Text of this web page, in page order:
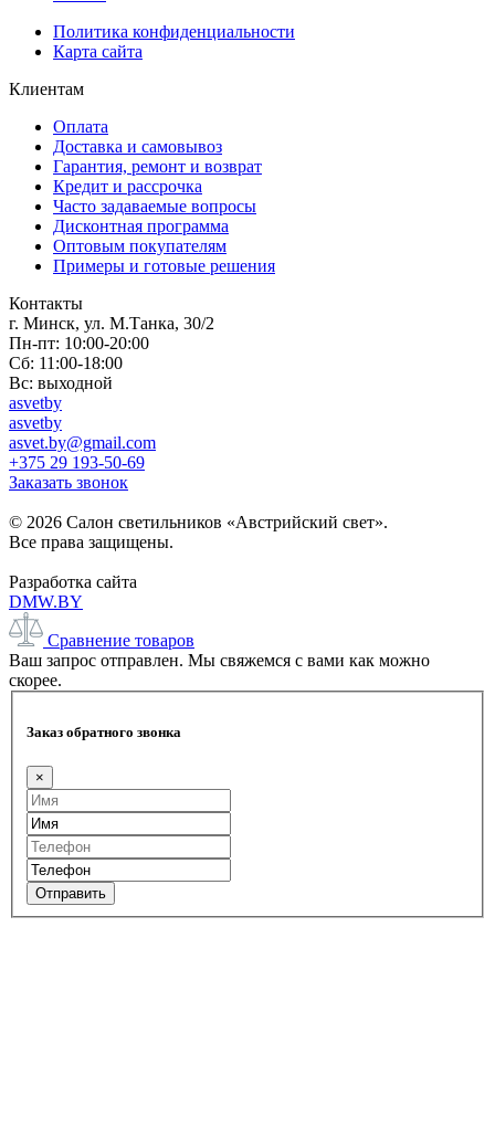
Политика конфиденциальности
Карта сайта
Клиентам
Оплата
Доставка и самовывоз
Гарантия, ремонт и возврат
Кредит и рассрочка
Часто задаваемые вопросы
Дисконтная программа
Оптовым покупателям
Примеры и готовые решения
Контакты
г. Минск, ул. М.Танка, 30/2
Пн-пт: 10:00-20:00
Сб: 11:00-18:00
Вс: выходной
asvetby
asvetby
asvet.by@gmail.com
+375 29 193-50-69
Заказать звонок
© 2026 Салон светильников «Австрийский свет».
Все права защищены.
Разработка сайта
DMW.BY
Сравнение товаров
Ваш запрос отправлен. Мы свяжемся с вами как можно
скорее.
Заказ обратного звонка
×
Отправить